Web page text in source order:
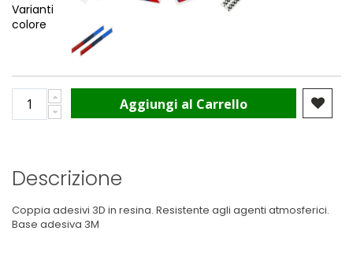
Varianti
colore
Aggiungi al Carrello
Descrizione
Coppia adesivi 3D in resina. Resistente agli agenti atmosferici.
Base adesiva 3M